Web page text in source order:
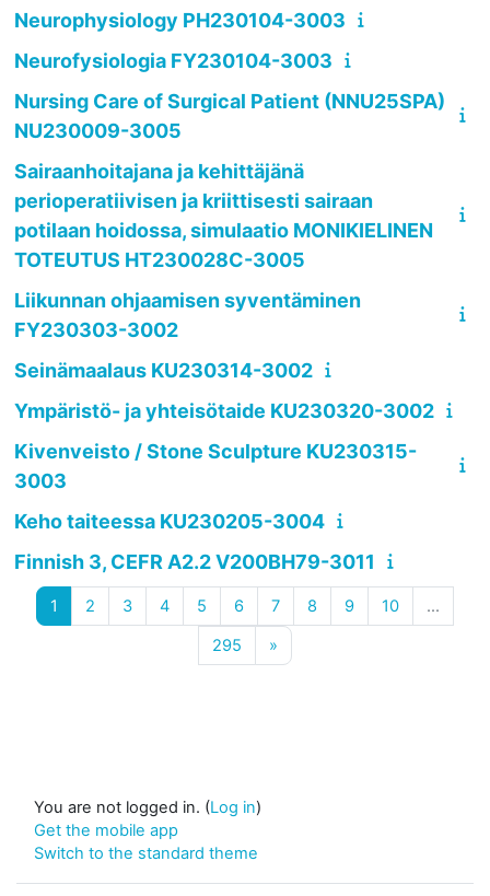
Neurophysiology PH230104-3003
Neurofysiologia FY230104-3003
Nursing Care of Surgical Patient (NNU25SPA)
NU230009-3005
Sairaanhoitajana ja kehittäjänä
perioperatiivisen ja kriittisesti sairaan
potilaan hoidossa, simulaatio MONIKIELINEN
TOTEUTUS HT230028C-3005
Liikunnan ohjaamisen syventäminen
FY230303-3002
Seinämaalaus KU230314-3002
Ympäristö- ja yhteisötaide KU230320-3002
Kivenveisto / Stone Sculpture KU230315-
3003
Keho taiteessa KU230205-3004
Finnish 3, CEFR A2.2 V200BH79-3011
1 Page 1
2 Page 2
3Page 3
4Page 4
5 Page 5
6Page 6
7Page 7
8 Page 8
9Page 9
10Page 10
…
295Page 295
»Next page
You are not logged in. (Log in)
Get the mobile app
Switch to the standard theme